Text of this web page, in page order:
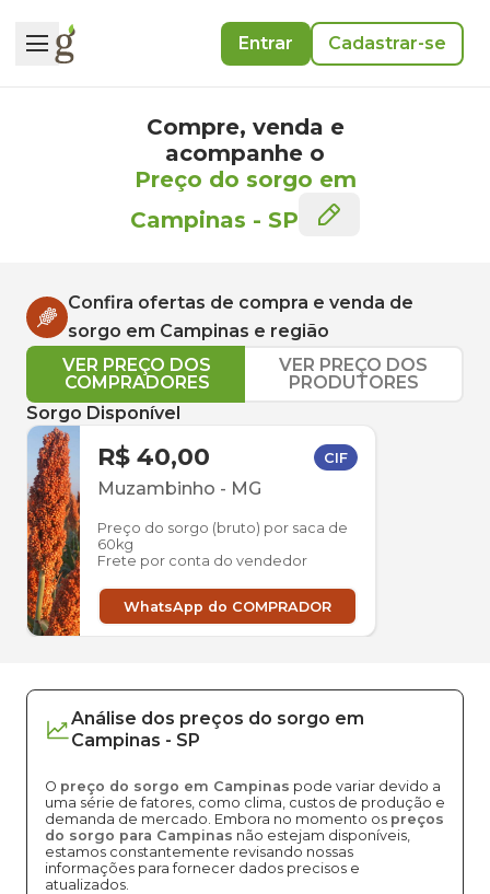
Entrar Cadastrar-se
Compre, venda e
acompanhe o
Preço do sorgo em
Campinas - SP
Confira ofertas de compra e venda de
sorgo em Campinas e região
VER PREÇO DOS
COMPRADORES
VER PREÇO DOS
PRODUTORES
Sorgo Disponível
R$ 40,00 CIF
Muzambinho - MG
Preço do sorgo (bruto) por saca de
60kg
Frete por conta do vendedor
WhatsApp do COMPRADOR
Análise dos preços do sorgo em
Campinas - SP
O preço do sorgo em Campinas pode variar devido a
uma série de fatores, como clima, custos de produção e
demanda de mercado. Embora no momento os preços
do sorgo para Campinas não estejam disponíveis,
estamos constantemente revisando nossas
informações para fornecer dados precisos e
atualizados.